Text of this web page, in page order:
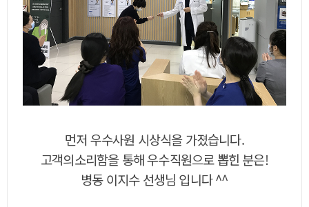
먼저 우수사원 시상식을 가졌습니다.
고객의소리함을 통해 우수직원으로 뽑힌 분은!
병동 이지수 선생님 입니다 ^^